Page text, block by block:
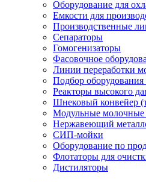
Оборудование для
Емкости для
Производственные
Сепараторы
Гомогенизаторы
Фасовочное
Линии переработки
Подбор
Реакторы высокого
Шнековый конвейер
Модульные молочные
Нержавеющий
СИП-мойки
Оборудование по
Флотаторы для
Дистиляторы